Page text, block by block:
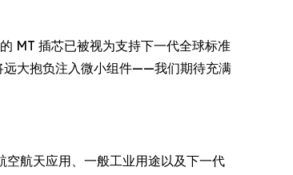
MT 插芯已被视为支持下一代全球标准
远大抱负注入微小组件——我们期待充满
航天应用、一般工业用途以及下一代